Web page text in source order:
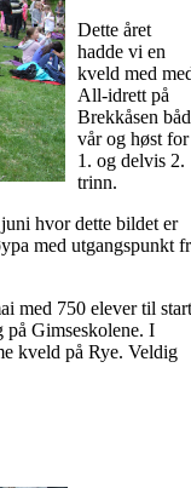
Dette året
hadde vi en
kveld med
All-idrett på
Brekkåsen
vår og høst for
1. og delvis 2.
trinn.
hvor dette bildet er
med utgangspunkt
med 750 elever til start
Gimseskolene. I
kveld på Rye. Veldig